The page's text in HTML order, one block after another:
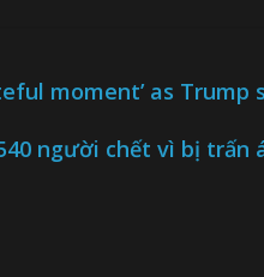
moment’ as
người chết vì bị trấn